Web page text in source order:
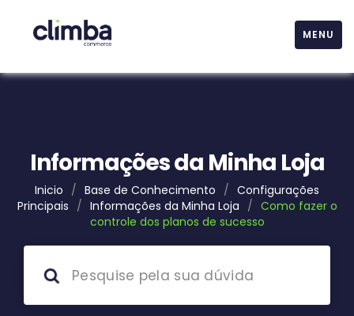
MENU
Informações da Minha Loja
Inicio / Base de Conhecimento / Configurações
Principais / Informações da Minha Loja / Como fazer o
controle dos planos de sucesso